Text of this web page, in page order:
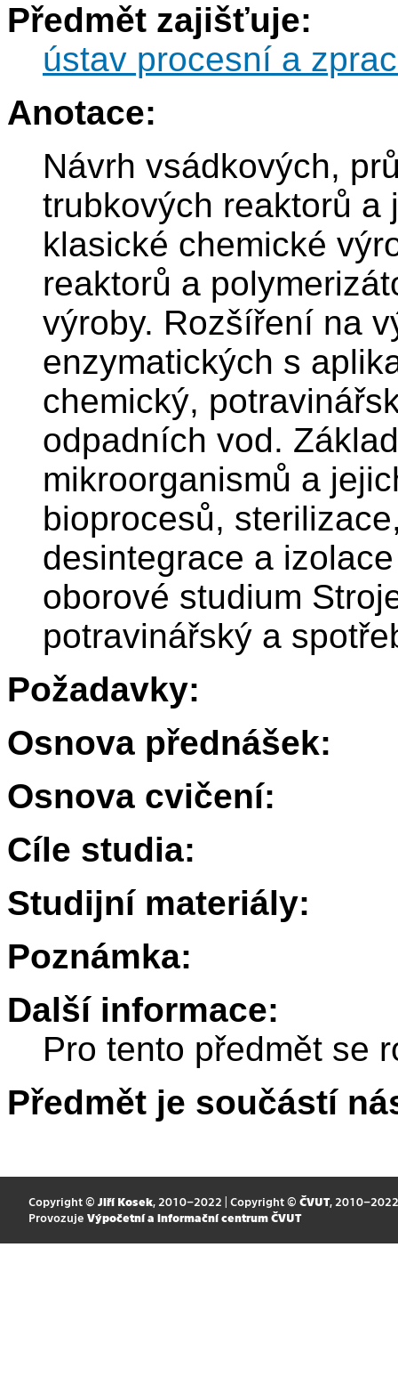
Předmět zajišťuje:
ústav procesní a
Anotace:
Návrh vsádkových,
trubkových reaktorů a
klasické chemické
reaktorů a
výroby. Rozšíření na
enzymatických s
chemický,
odpadních vod.
mikroorganismů a
bioprocesů,
desintegrace a
oborové studium
potravinářský a
Požadavky:
Osnova přednášek:
Osnova cvičení:
Cíle studia:
Studijní materiály:
Poznámka:
Další informace:
Pro tento předmět se
Předmět je součástí
Copyright © Jiří Kosek, 2010–2022 | Copyright © ČVUT, 2010–2022
Provozuje Výpočetní a informační centrum ČVUT